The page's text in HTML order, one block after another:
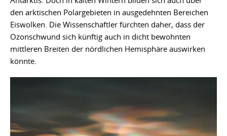
den arktischen Polargebieten in ausgedehnten Bereichen
Eiswolken. Die Wissenschaftler fürchten daher, dass der
Ozonschwund sich künftig auch in dicht bewohnten
mittleren Breiten der nördlichen Hemisphäre auswirken
könnte.